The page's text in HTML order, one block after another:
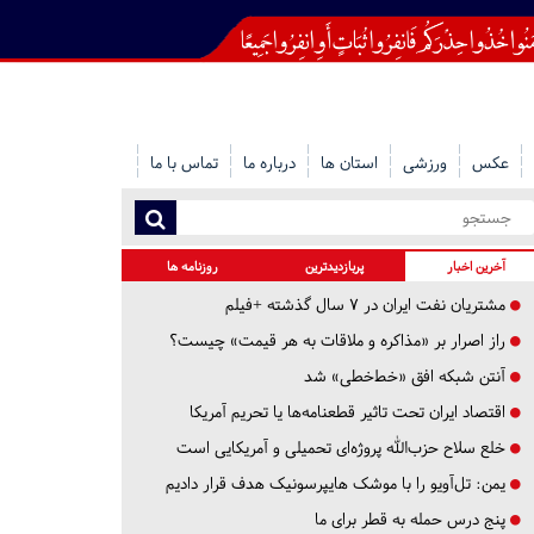
عکس ورزشی استان ها درباره ما تماس با ما
آخرین اخبار پربازدیدترین روزنامه ها
مشتریان نفت ایران در ۷ سال گذشته +فیلم
راز اصرار بر «مذاکره و ملاقات به هر قیمت» چیست؟
آنتن شبکه افق «خط‌خطی» شد
اقتصاد ایران تحت تاثیر قطعنامه‌ها یا تحریم‌ آمریکا
خلع سلاح حزب‌الله پروژه‌ای تحمیلی و آمریکایی است
یمن: تل‌آویو را با موشک هایپرسونیک هدف قرار دادیم
پنج درس‌ حمله به قطر برای ما